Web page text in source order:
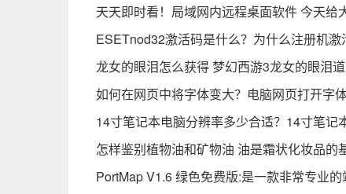
天天即时看！局域网内远程桌面软件 今天给
ESETnod32激活码是什么？为什么注册机激
龙女的眼泪怎么获得 梦幻西游3龙女的眼泪
如何在网页中将字体变大？电脑网页打开字
14寸笔记本电脑分辨率多少合适？14寸笔记
怎样鉴别植物油和矿物油 油是霜状化妆品的
PortMap V1.6 绿色免费版:是一款非常专业